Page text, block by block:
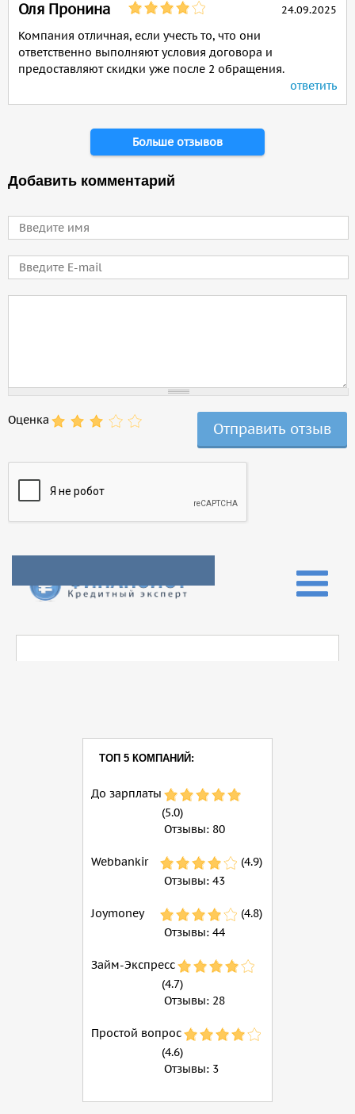
Оля Пронина 24.09.2025
Компания отличная, если учесть то, что они
ответственно выполняют условия договора и
предоставляют скидки уже после 2 обращения.
ответить
Больше отзывов
Добавить комментарий
Имя
E-mail
Оценка
ТОП 5 КОМПАНИЙ:
До зарплаты
(5.0)
Отзывы: 80
Webbankir
(4.9)
Отзывы: 43
Joymoney
(4.8)
Отзывы: 44
Займ-Экспресс
(4.7)
Отзывы: 28
Простой вопрос
(4.6)
Отзывы: 3